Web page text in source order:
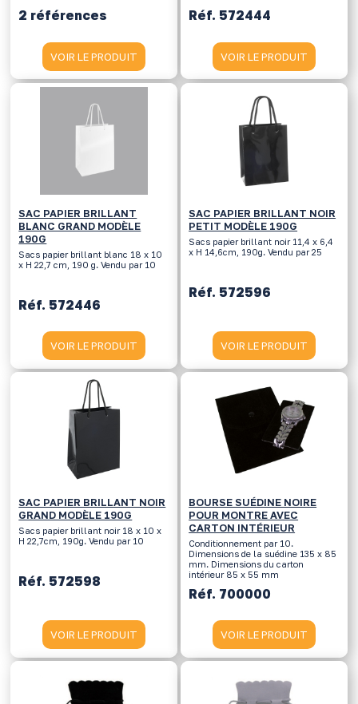
2 références
VOIR LE PRODUIT
Réf. 572444
VOIR LE PRODUIT
SAC PAPIER BRILLANT
BLANC GRAND MODÈLE
190G
Sacs papier brillant blanc 18 x 10
x H 22,7 cm, 190 g. Vendu par 10
Réf. 572446
VOIR LE PRODUIT
SAC PAPIER BRILLANT NOIR
PETIT MODÈLE 190G
Sacs papier brillant noir 11,4 x 6,4
x H 14,6cm, 190g. Vendu par 25
Réf. 572596
VOIR LE PRODUIT
SAC PAPIER BRILLANT NOIR
GRAND MODÈLE 190G
Sacs papier brillant noir 18 x 10 x
H 22,7cm, 190g. Vendu par 10
Réf. 572598
VOIR LE PRODUIT
BOURSE SUÉDINE NOIRE
POUR MONTRE AVEC
CARTON INTÉRIEUR
Conditionnement par 10.
Dimensions de la suédine 135 x 85
mm. Dimensions du carton
intérieur 85 x 55 mm
Réf. 700000
VOIR LE PRODUIT